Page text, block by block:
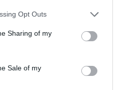
app uses one or more Google
behaviour. You may click to
and its third-party tags to
purposes in below Google
Opt Outs
Sharing of my
Sale of my
hogy a kóser
egyéb jellegű ételeket
számára is
össze a fogásokat.